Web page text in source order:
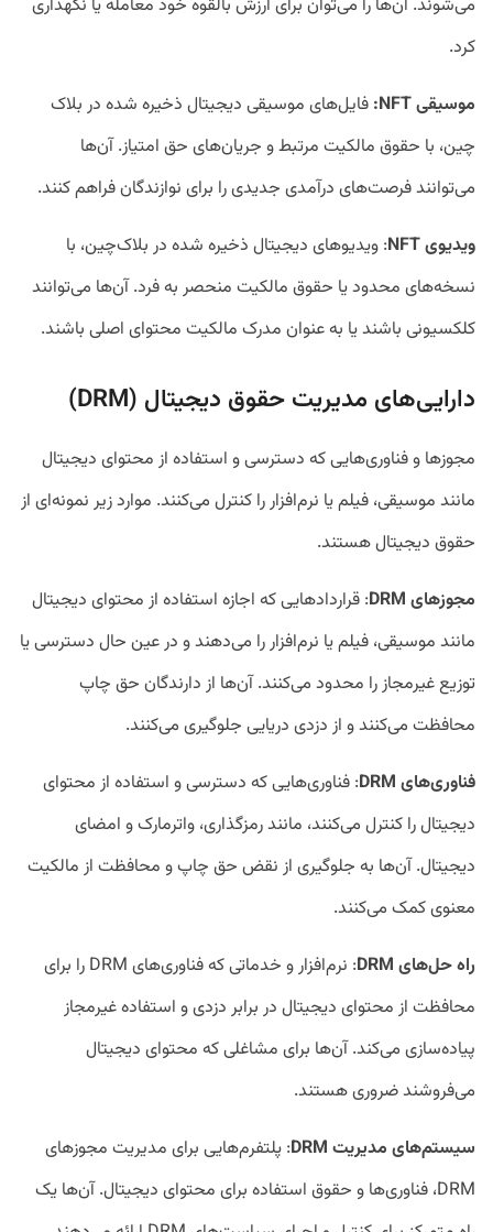
می‌شوند. آن‌ها را می‌توان برای ارزش بالقوه خود معامله یا نگهداری
کرد.
موسیقی NFT:
فایل‌های موسیقی دیجیتال ذخیره شده در بلاک
چین، با حقوق مالکیت مرتبط و جریان‌های حق امتیاز. آن‌ها
می‌توانند فرصت‌های درآمدی جدیدی را برای نوازندگان فراهم کنند.
ویدیوی NFT
: ویدیو‌های دیجیتال ذخیره شده در بلاک‌چین، با
نسخه‌های محدود یا حقوق مالکیت منحصر به فرد. آن‌ها می‌توانند
کلکسیونی باشند یا به عنوان مدرک مالکیت محتوای اصلی باشند.
دارایی‌های مدیریت حقوق دیجیتال (DRM)
مجوز‌ها و فناوری‌هایی که دسترسی و استفاده از محتوای دیجیتال
مانند موسیقی، فیلم یا نرم‌افزار را کنترل می‌کنند. موارد زیر نمونه‌ای از
حقوق دیجیتال هستند.
مجوز‌های DRM
: قرارداد‌هایی که اجازه استفاده از محتوای دیجیتال
مانند موسیقی، فیلم یا نرم‌افزار را می‌دهند و در عین حال دسترسی یا
توزیع غیرمجاز را محدود می‌کنند. آن‌ها از دارندگان حق چاپ
محافظت می‌کنند و از دزدی دریایی جلوگیری می‌کنند.
فناوری‌های DRM
: فناوری‌هایی که دسترسی و استفاده از محتوای
دیجیتال را کنترل می‌کنند، مانند رمزگذاری، واترمارک و امضای
دیجیتال. آن‌ها به جلوگیری از نقض حق چاپ و محافظت از مالکیت
معنوی کمک می‌کنند.
راه حل‌های DRM
: نرم‌افزار و خدماتی که فناوری‌های DRM را برای
محافظت از محتوای دیجیتال در برابر دزدی و استفاده غیرمجاز
پیاده‌سازی می‌کند. آن‌ها برای مشاغلی که محتوای دیجیتال
می‌فروشند ضروری هستند.
سیستم‌های مدیریت DRM
: پلتفرم‌هایی برای مدیریت مجوز‌های
DRM، فناوری‌ها و حقوق استفاده برای محتوای دیجیتال. آن‌ها یک